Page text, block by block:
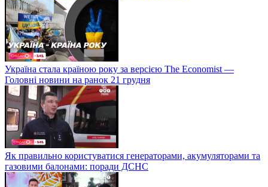
Україна стала країною року за версією The Economist —
Головні новини на ранок 21 грудня
Як правильно користуватися генераторами, акумуляторами та
газовими балонами: поради ДСНС